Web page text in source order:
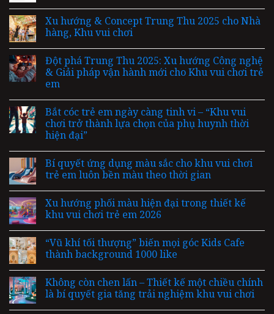
Xu hướng & Concept Trung Thu 2025 cho Nhà
hàng, Khu vui chơi
Đột phá Trung Thu 2025: Xu hướng Công nghệ
& Giải pháp vận hành mới cho Khu vui chơi trẻ
em
Bắt cóc trẻ em ngày càng tinh vi – “Khu vui
chơi trở thành lựa chọn của phụ huynh thời
hiện đại”
Bí quyết ứng dụng màu sắc cho khu vui chơi
trẻ em luôn bền màu theo thời gian
Xu hướng phối màu hiện đại trong thiết kế
khu vui chơi trẻ em 2026
“Vũ khí tối thượng” biến mọi góc Kids Cafe
thành background 1000 like
Không còn chen lấn – Thiết kế một chiều chính
là bí quyết gia tăng trải nghiệm khu vui chơi